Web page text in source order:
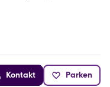
Kontakt Parken